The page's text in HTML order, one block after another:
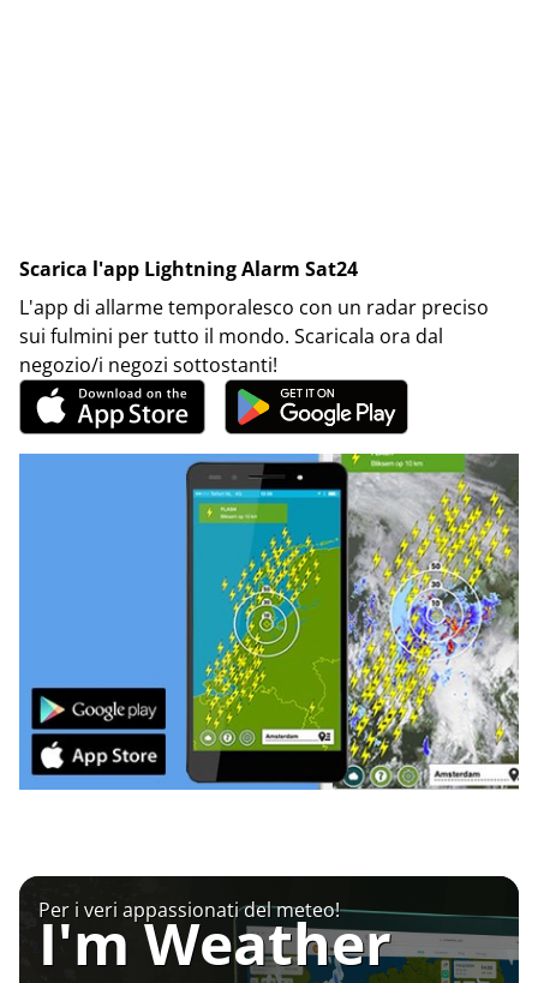
Scarica l'app Lightning Alarm Sat24
L'app di allarme temporalesco con un radar preciso
sui fulmini per tutto il mondo. Scaricala ora dal
negozio/i negozi sottostanti!
Per i veri appassionati del meteo!
I'm Weather